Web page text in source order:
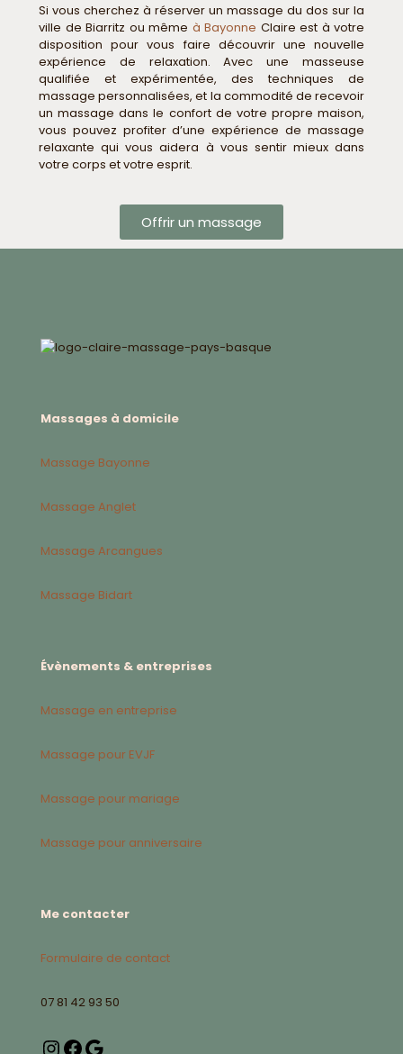
Si vous cherchez à réserver un massage du dos sur la
ville de Biarritz ou même à Bayonne Claire est à votre
disposition pour vous faire découvrir une nouvelle
expérience de relaxation. Avec une masseuse
qualifiée et expérimentée, des techniques de
massage personnalisées, et la commodité de recevoir
un massage dans le confort de votre propre maison,
vous pouvez profiter d’une expérience de massage
relaxante qui vous aidera à vous sentir mieux dans
votre corps et votre esprit.
Offrir un massage
Massages à domicile
Massage Bayonne
Massage Anglet
Massage Arcangues
Massage Bidart
Évènements & entreprises
Massage en entreprise
Massage pour EVJF
Massage pour mariage
Massage pour anniversaire
Me contacter
Formulaire de contact
07 81 42 93 50